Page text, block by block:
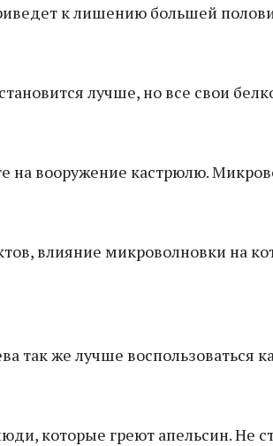
к лишению большей
лучше, но все свои
на вооружение кастрюлю.
влияние микроволновки на
так же лучше воспользоваться
которые греют апельсин. Не